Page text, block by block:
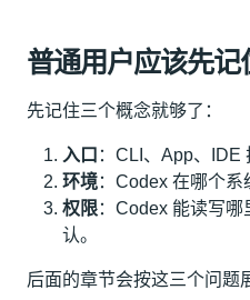
普通用户应该先记
先记住三个概念就够了：
入口 ：CLI、App、IDE
环境：Codex 在哪个系
权限：Codex 能读写
认。
后面的章节会按这三个问题